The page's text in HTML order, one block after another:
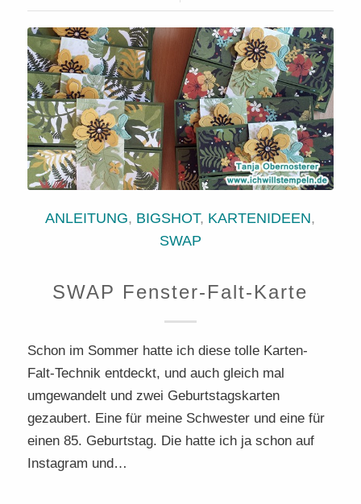
ANLEITUNG, BIGSHOT, KARTENIDEEN,
SWAP
SWAP Fenster-Falt-Karte
Schon im Sommer hatte ich diese tolle Karten-
Falt-Technik entdeckt, und auch gleich mal
umgewandelt und zwei Geburtstagskarten
gezaubert. Eine für meine Schwester und eine für
einen 85. Geburtstag. Die hatte ich ja schon auf
Instagram und…